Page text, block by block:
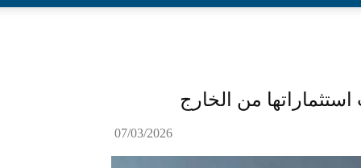
من الخارج
07/03/2026